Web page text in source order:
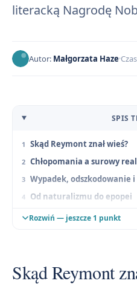
literacką Nagrodę
Autor: Małgorzata Haze
SPIS
Skąd Reymont znał wieś?
Chłopomania a surowy
Wypadek, odszkodowanie
Od naturalizmu do epopei
Nagroda Nobla
Rozwiń — jeszcze 1 punkt
Skąd Reymont